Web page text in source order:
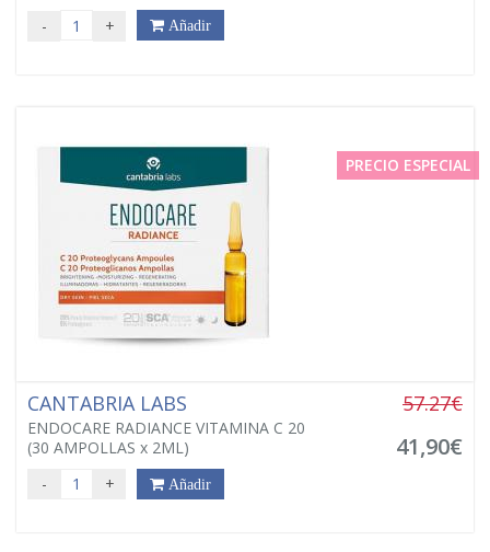
- + Añadir
PRECIO ESPECIAL
CANTABRIA LABS
ENDOCARE RADIANCE VITAMINA C 20
(30 AMPOLLAS x 2ML)
57.27€
41,90€
- + Añadir